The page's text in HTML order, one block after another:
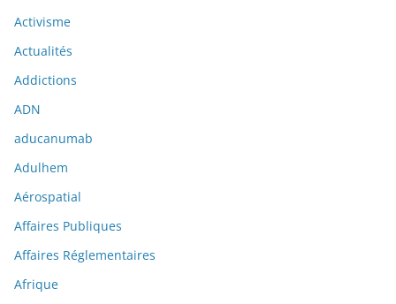
Activisme
Actualités
Addictions
ADN
aducanumab
Adulhem
Aérospatial
Affaires Publiques
Affaires Réglementaires
Afrique